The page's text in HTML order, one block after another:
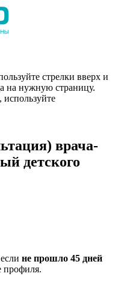
стрелки вверх и
на нужную страницу.
используйте
врача-
детского
не прошло 45 дней
профиля.